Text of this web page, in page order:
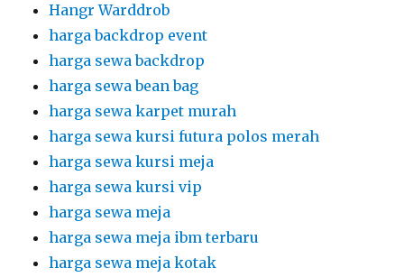
Hangr Warddrob
harga backdrop event
harga sewa backdrop
harga sewa bean bag
harga sewa karpet murah
harga sewa kursi futura polos merah
harga sewa kursi meja
harga sewa kursi vip
harga sewa meja
harga sewa meja ibm terbaru
harga sewa meja kotak